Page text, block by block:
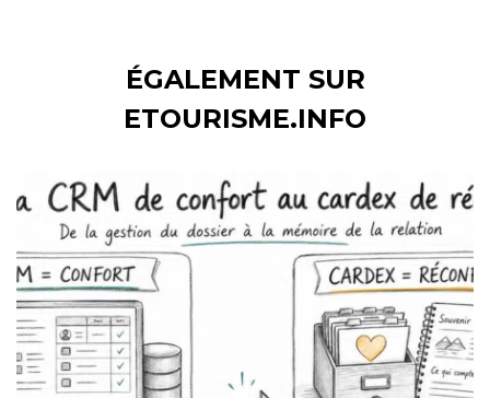
ÉGALEMENT SUR
ETOURISME.INFO